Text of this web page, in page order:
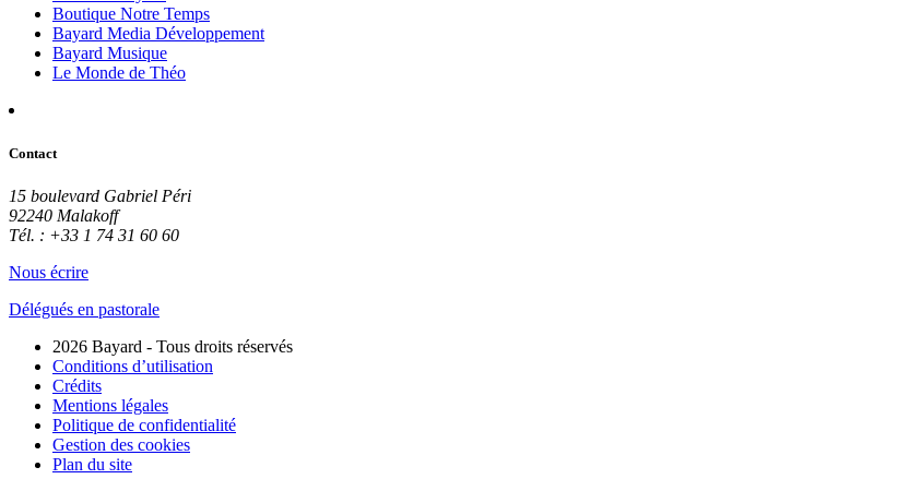
Boutique Notre Temps
Bayard Media Développement
Bayard Musique
Le Monde de Théo
Contact
15 boulevard Gabriel Péri
92240 Malakoff
Tél. : +33 1 74 31 60 60
Nous écrire
Délégués en pastorale
2026 Bayard - Tous droits réservés
Conditions d’utilisation
Crédits
Mentions légales
Politique de confidentialité
Gestion des cookies
Plan du site